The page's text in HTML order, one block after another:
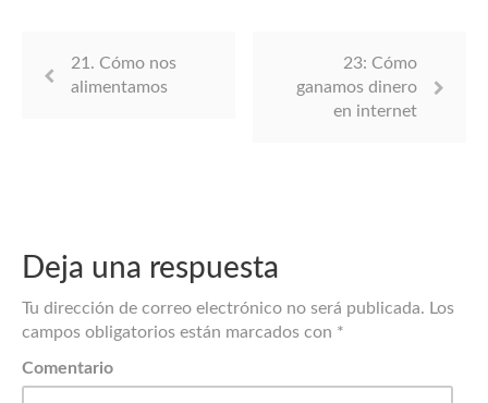
21. Cómo nos
alimentamos
23: Cómo
ganamos dinero
en internet
Deja una respuesta
Tu dirección de correo electrónico no será publicada. Los
campos obligatorios están marcados con *
Comentario